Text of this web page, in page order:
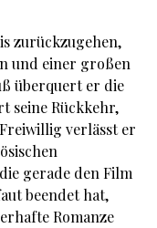
zurückzugehen,
und einer großen
überquert er die
seine Rückkehr,
verlässt er
gerade den Film
beendet hat,
Romanze